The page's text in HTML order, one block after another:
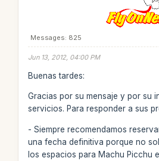
Messages: 825
Jun 13, 2012, 04:00 PM
Buenas tardes:
Gracias por su mensaje y por su
servicios. Para responder a sus
- Siempre recomendamos
una fecha definitiva porque no
los espacios para Machu Picchu